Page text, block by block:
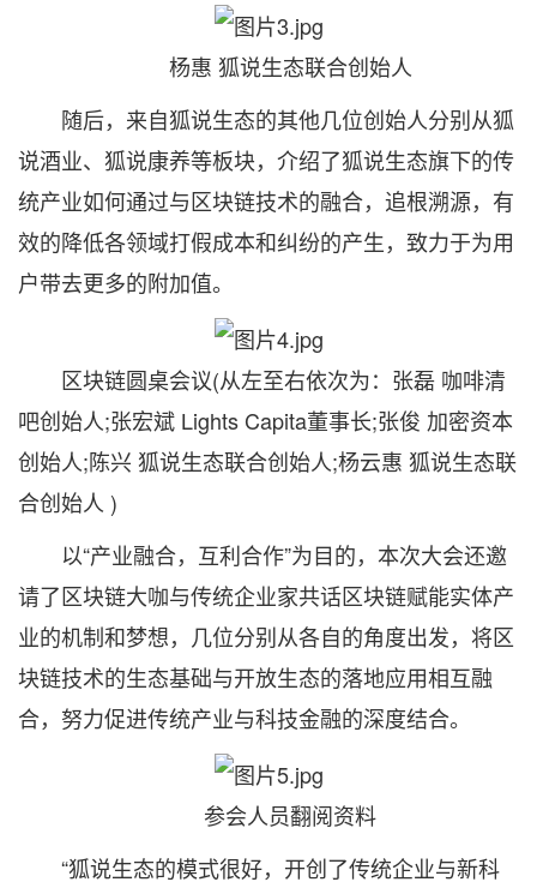
杨惠 狐说生态联合创始人
随后，来自狐说生态的其他几位创始人分别从狐
说酒业、狐说康养等板块，介绍了狐说生态旗下的传
统产业如何通过与区块链技术的融合，追根溯源，有
效的降低各领域打假成本和纠纷的产生，致力于为用
户带去更多的附加值。
区块链圆桌会议(从左至右依次为：张磊 咖啡清
吧创始人;张宏斌 Lights Capita董事长;张俊 加密资本
创始人;陈兴 狐说生态联合创始人;杨云惠 狐说生态联
合创始人 )
以“产业融合，互利合作”为目的，本次大会还邀
请了区块链大咖与传统企业家共话区块链赋能实体产
业的机制和梦想，几位分别从各自的角度出发，将区
块链技术的生态基础与开放生态的落地应用相互融
合，努力促进传统产业与科技金融的深度结合。
参会人员翻阅资料
“狐说生态的模式很好，开创了传统企业与新科